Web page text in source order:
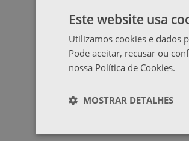
Este website usa
Utilizamos cookies e dados
Pode aceitar, recusar ou
nossa Política de Cookies.
MOSTRAR DETALHES